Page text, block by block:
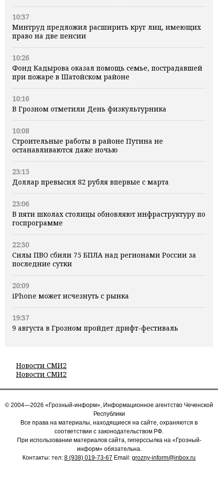
10:37
Минтруд предложил расширить круг лиц, имеющих
право на две пенсии
10:26
Фонд Кадырова оказал помощь семье, пострадавшей
при пожаре в Шатойском районе
10:16
В Грозном отметили День физкультурника
10:08
Строительные работы в районе Путина не
останавливаются даже ночью
23:15
Доллар превысил 82 рубля впервые с марта
23:06
В пяти школах столицы обновляют инфраструктуру по
госпрограмме
22:30
Силы ПВО сбили 75 БПЛА над регионами России за
последние сутки
20:09
iPhone может исчезнуть с рынка
19:37
9 августа в Грозном пройдет дрифт-фестиваль
Новости СМИ2
Новости СМИ2
© 2004—2026 «Грозный-информ», Информационное агентство Чеченской
Республики
Все права на материалы, находящиеся на сайте, охраняются в
соответствии с законодательством РФ.
При использовании материалов сайта, гиперссылка на «Грозный-
информ» обязательна.
Контакты: тел: 8 (938) 019-73-67 Email: grozny-inform@inbox.ru